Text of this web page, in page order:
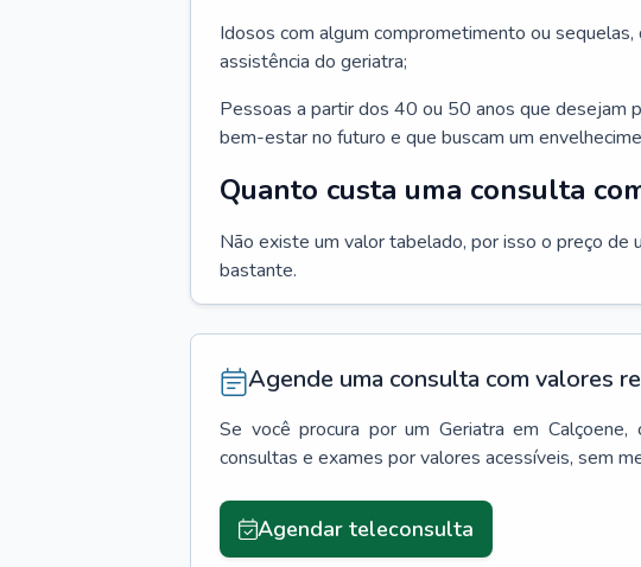
Idosos com algum comprometimento ou
assistência do geriatra;
Pessoas a partir dos 40 ou 50 anos que desejam
bem-estar no futuro e que buscam um
Quanto custa uma consulta
Não existe um valor tabelado, por isso o preço de
bastante.
Agende uma consulta com valores
Se você procura por um Geriatra em Calçoene,
consultas e exames por valores acessíveis, sem
Agendar teleconsulta